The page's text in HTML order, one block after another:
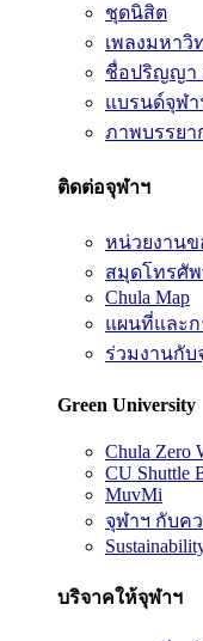
ชุดนิสิต
เพลงมหาวิ
ชื่อปริญญา
แบรนด์จุฬา
ภาพบรรยา
ติดต่อจุฬาฯ
หน่วยงานข
สมุดโทรศั
Chula Map
แผนที่และก
ร่วมงานกับ
Green University
Chula Zero
CU Shuttle
MuvMi
จุฬาฯ กับค
บริจาคให้จุฬาฯ